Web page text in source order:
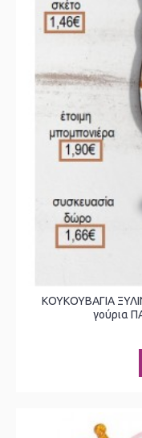
ΚΟΥΚΟΥΒΑΓΙΑ
γούρια